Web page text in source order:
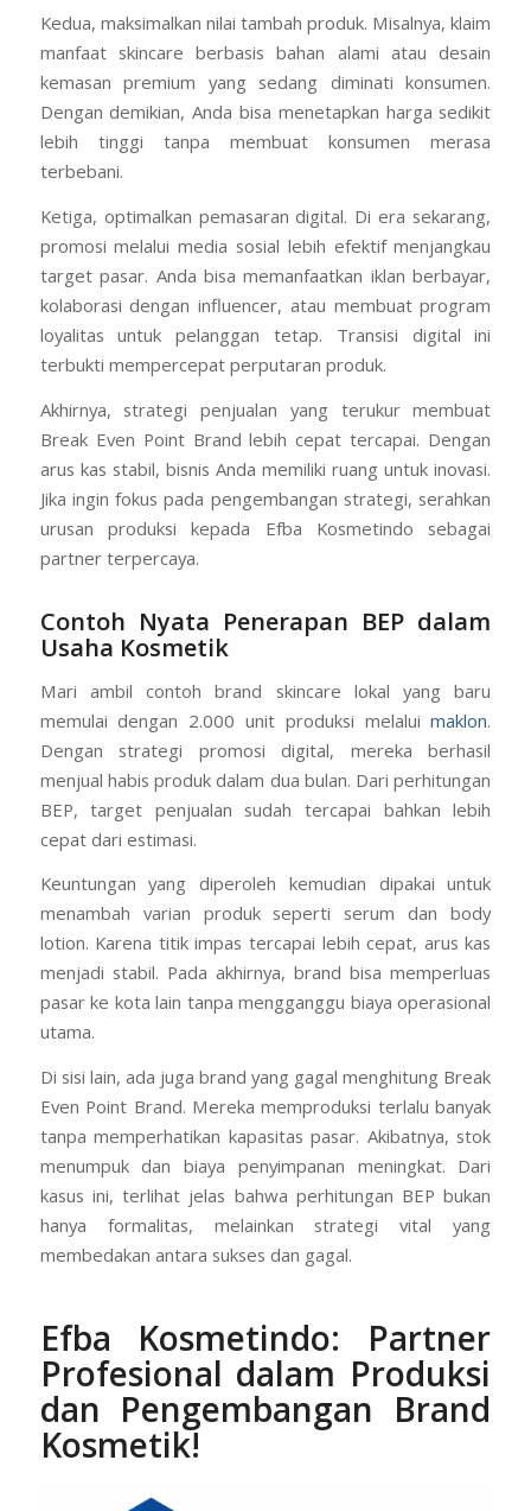
Kedua, maksimalkan nilai tambah produk. Misalnya, klaim
manfaat skincare berbasis bahan alami atau desain
kemasan premium yang sedang diminati konsumen.
Dengan demikian, Anda bisa menetapkan harga sedikit
lebih tinggi tanpa membuat konsumen merasa
terbebani.
Ketiga, optimalkan pemasaran digital. Di era sekarang,
promosi melalui media sosial lebih efektif menjangkau
target pasar. Anda bisa memanfaatkan iklan berbayar,
kolaborasi dengan influencer, atau membuat program
loyalitas untuk pelanggan tetap. Transisi digital ini
terbukti mempercepat perputaran produk.
Akhirnya, strategi penjualan yang terukur membuat
Break Even Point Brand lebih cepat tercapai. Dengan
arus kas stabil, bisnis Anda memiliki ruang untuk inovasi.
Jika ingin fokus pada pengembangan strategi, serahkan
urusan produksi kepada Efba Kosmetindo sebagai
partner terpercaya.
Contoh Nyata Penerapan BEP dalam
Usaha Kosmetik
Mari ambil contoh brand skincare lokal yang baru
memulai dengan 2.000 unit produksi melaluimaklon.
Dengan strategi promosi digital, mereka berhasil
menjual habis produk dalam dua bulan. Dari perhitungan
BEP, target penjualan sudah tercapai bahkan lebih
cepat dari estimasi.
Keuntungan yang diperoleh kemudian dipakai untuk
menambah varian produk seperti serum dan body
lotion. Karena titik impas tercapai lebih cepat, arus kas
menjadi stabil. Pada akhirnya, brand bisa memperluas
pasar ke kota lain tanpa mengganggu biaya operasional
utama.
Di sisi lain, ada juga brand yang gagal menghitung Break
Even Point Brand. Mereka memproduksi terlalu banyak
tanpa memperhatikan kapasitas pasar. Akibatnya, stok
menumpuk dan biaya penyimpanan meningkat. Dari
kasus ini, terlihat jelas bahwa perhitungan BEP bukan
hanya formalitas, melainkan strategi vital yang
membedakan antara sukses dan gagal.
Efba Kosmetindo: Partner
Profesional dalam Produksi
dan Pengembangan Brand
Kosmetik!